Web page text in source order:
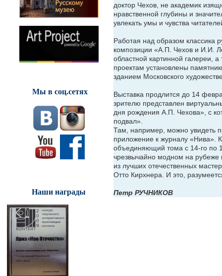
Мы в соц.сетях
Наши награды
доктор Чехов, не академик
нравственной глубины и
увлекать умы и чувства
Работая над образом классика
композиции «А.П. Чехов и И.И.
областной картинной галереи,
проектам установлены
зданием Мос­ковского
Выставка продлится до 14
зрителю представлен
дня рождения А.П. Чехова», с
подвал».
Там, например, можно увидеть
приложение к журналу «Нива».
объединяющий тома с 14-го по
чрезвычайно модном на рубеже
из лучших отечественных
Отто Кирхнера. И это,
Петр РУЧНИКОВ